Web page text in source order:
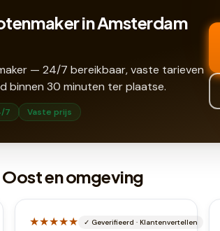
in Amsterdam
— 24/7 bereikbaar, vaste tarieven
binnen 30 minuten ter plaatse.
7 Vaste prijs
en omgeving
★★★★★ ✓ Geverifieerd · Klantenvertellen